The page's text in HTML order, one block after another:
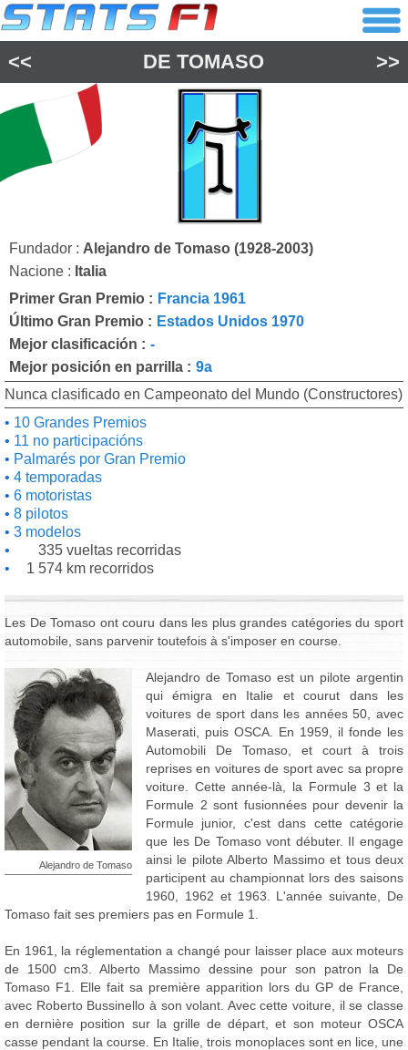
<< DE TOMASO >>
Fundador : Alejandro de Tomaso (1928-2003)
Nacione : Italia
Primer Gran Premio : Francia 1961
Último Gran Premio : Estados Unidos 1970
Mejor clasificación : -
Mejor posición en parrilla : 9a
Nunca clasificado en Campeonato del Mundo (Constructores)
10 Grandes Premios
11 no participacións
Palmarés por Gran Premio
4 temporadas
6 motoristas
8 pilotos
3 modelos
335 vueltas recorridas
1 574 km recorridos
Les De Tomaso ont couru dans les plus grandes catégories du sport
automobile, sans parvenir toutefois à s'imposer en course.
Alejandro de Tomaso
Alejandro de Tomaso est un pilote argentin
qui émigra en Italie et courut dans les
voitures de sport dans les années 50, avec
Maserati, puis OSCA. En 1959, il fonde les
Automobili De Tomaso, et court à trois
reprises en voitures de sport avec sa propre
voiture. Cette année-là, la Formule 3 et la
Formule 2 sont fusionnées pour devenir la
Formule junior, c'est dans cette catégorie
que les De Tomaso vont débuter. Il engage
ainsi le pilote Alberto Massimo et tous deux
participent au championnat lors des saisons
1960, 1962 et 1963. L'année suivante, De
Tomaso fait ses premiers pas en Formule 1.
En 1961, la réglementation a changé pour laisser place aux moteurs
de 1500 cm3. Alberto Massimo dessine pour son patron la De
Tomaso F1. Elle fait sa première apparition lors du GP de France,
avec Roberto Bussinello à son volant. Avec cette voiture, il se classe
en dernière position sur la grille de départ, et son moteur OSCA
casse pendant la course. En Italie, trois monoplaces sont en lice, une